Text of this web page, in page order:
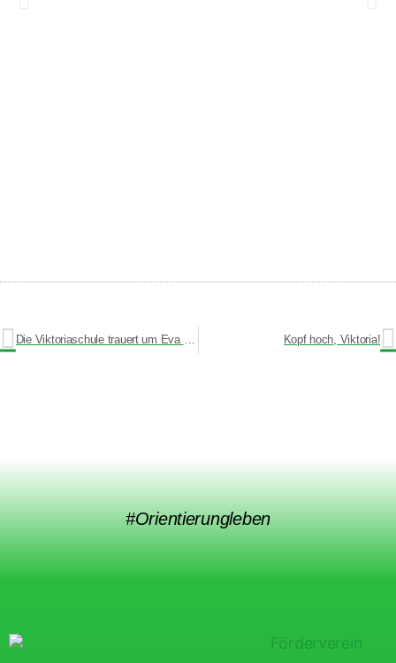
Die Viktoriaschule trauert um Eva Varga Kopf hoch, Viktoria!
#Orientierungleben